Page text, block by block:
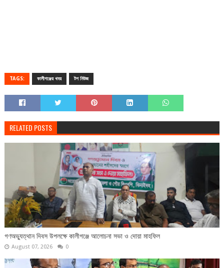
TAGS: কালীগঞ্জের খবর টপ নিউজ
RELATED POSTS
গণঅভ্যুত্থান দিবস উপলক্ষে কালীগঞ্জে আলোচনা সভা ও দোয়া মাহফিল
August 07, 2026 0